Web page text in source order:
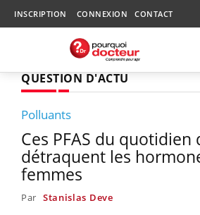
INSCRIPTION CONNEXION CONTACT
QUESTION D'ACTU
Polluants
Ces PFAS du quotidien
détraquent les
femmes
Par Stanislas Deve